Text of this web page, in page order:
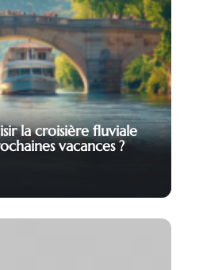
la croisière fluviale
vacances ?